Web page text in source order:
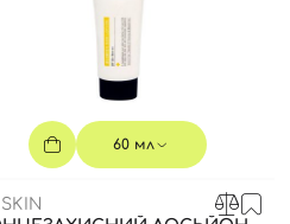
60 мл
Відправляючи форму для
приймаєте умови
Увійти за